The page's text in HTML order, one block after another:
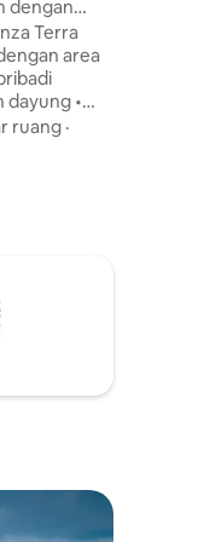
dengan
Terra
•
yang
setiap detail
dengan
berlaku
ruang ·